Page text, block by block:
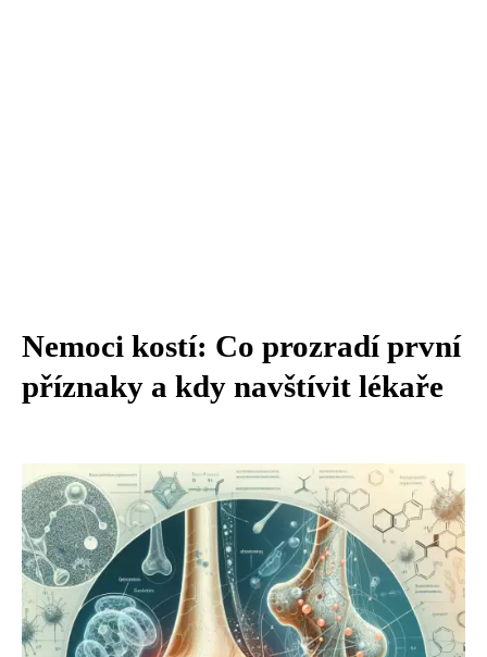
Nemoci kostí: Co prozradí první
příznaky a kdy navštívit lékaře